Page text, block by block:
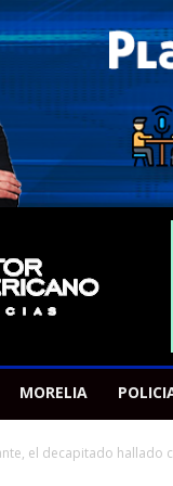
MORELIA
el decapitado hallado